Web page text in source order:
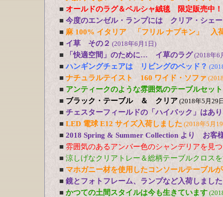
■ オールドのラグ＆ペルシャ絨毯 限定販売中！
■ 今度のエンゼル・ランプには クリア・シェ
■ 麻 100% イタリア 「フリル ナプキン」 入
■ イ草 その２ (2018年6月1日)
■ 「快適空間」のために… イ草のラグ (2018年6
■ ハンギングチェアは リビングのベッド？
■ ナチュラルテイスト 160 ワイド・ソファ
■ アンティークのような雰囲気のテーブルセット
■ ブラック・テーブル ＆ クリア (2018年5月29
■ チェスターフィールドの「ハイバック」はあ
■ LED 電球 E12 サイズ入荷しました (2018年5月
■ 2018 Spring & Summer Collection より お客
■ 雰囲気のあるアンバー色のシャンデリアを見
■ 涼しげなクリアトレー＆総柄テーブルクロス
■ マホガニー材を使用したコンソールテーブル
■ 鏡とフォトフレーム、ランプなど入荷しました
■ かつての土間スタイルは今も生きています